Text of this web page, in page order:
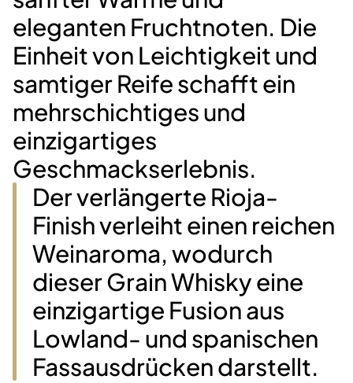
eleganten Fruchtnoten. Die
Einheit von Leichtigkeit und
samtiger Reife schafft ein
mehrschichtiges und
einzigartiges
Geschmackserlebnis.
Der verlängerte Rioja-
Finish verleiht einen reichen
Weinaroma, wodurch
dieser Grain Whisky eine
einzigartige Fusion aus
Lowland- und spanischen
Fassausdrücken darstellt.